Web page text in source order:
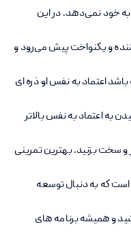
خود نمی‌دهد. در این
و یکنواخت پیش می‌رود و
اعتماد به نفس او ذره ای
به اعتماد به نفس بالاتر
سخت بزنید. بهترین تمرینی
است که به دنبال توسعه
و همیشه برنامه های